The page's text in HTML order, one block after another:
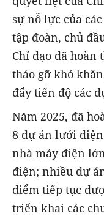
sự nỗ lực của
tập đoàn, chủ
Chỉ đạo đã hoàn
tháo gỡ khó
đẩy tiến độ các
Năm 2025, đã
8 dự án lưới
nhà máy điện
điện; nhiều dự
điểm tiếp tục
triển khai các